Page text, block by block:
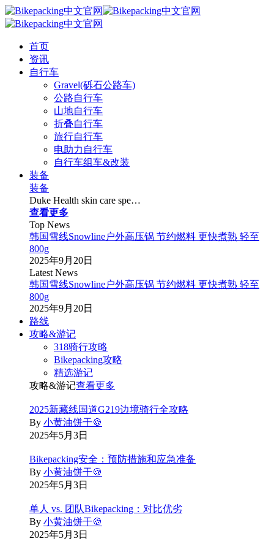
首页
资讯
自行车
Gravel(砾石公路车)
公路自行车
山地自行车
折叠自行车
旅行自行车
电助力自行车
自行车组车&改装
装备
装备
Duke Health skin care spe…
查看更多
Top News
韩国雪线Snowline户外高压锅 节约燃料 更快煮熟 轻至
800g
2025年9月20日
Latest News
韩国雪线Snowline户外高压锅 节约燃料 更快煮熟 轻至
800g
2025年9月20日
路线
攻略&游记
318骑行攻略
Bikepacking攻略
精选游记
攻略&游记查看更多
2025新藏线国道G219边境骑行全攻略
By 小黄油饼干🍪
2025年5月3日
Bikepacking安全：预防措施和应急准备
By 小黄油饼干🍪
2025年5月3日
单人 vs. 团队Bikepacking：对比优劣
By 小黄油饼干🍪
2025年5月3日